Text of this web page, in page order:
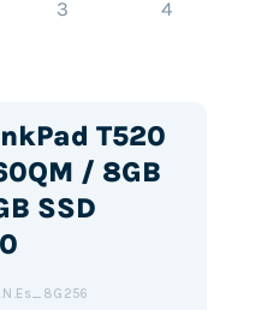
T520
/ 8GB
SSD